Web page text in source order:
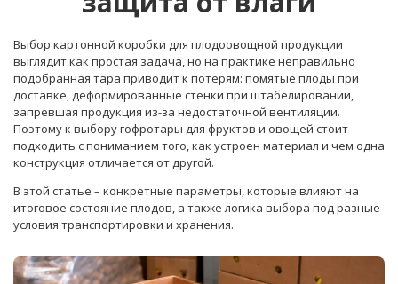
Выбор картонной коробки для плодоовощной продукции
выглядит как простая задача, но на практике неправильно
подобранная тара приводит к потерям: помятые плоды при
доставке, деформированные стенки при штабелировании,
запревшая продукция из-за недостаточной вентиляции.
Поэтому к выбору гофротары для фруктов и овощей стоит
подходить с пониманием того, как устроен материал и чем одна
конструкция отличается от другой.
В этой статье – конкретные параметры, которые влияют на
итоговое состояние плодов, а также логика выбора под разные
условия транспортировки и хранения.